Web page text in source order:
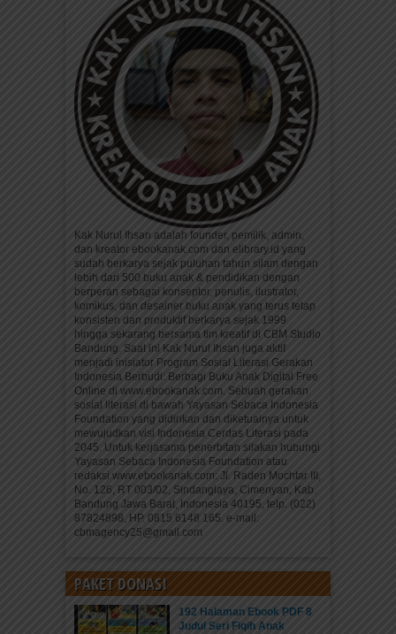
Kak Nurul Ihsan adalah founder, pemilik, admin,
dan kreator ebookanak.com dan elibrary.id yang
sudah berkarya sejak puluhan tahun silam dengan
lebih dari 500 buku anak & pendidikan dengan
berperan sebagai konseptor, penulis, ilustrator,
komikus, dan desainer buku anak yang terus tetap
konsisten dan produktif berkarya sejak 1999
hingga sekarang bersama tim kreatif di CBM Studio
Bandung. Saat ini Kak Nurul Ihsan juga aktif
menjadi inisiator Program Sosial Literasi Gerakan
Indonesia Berbudi: Berbagi Buku Anak Digital Free
Online di www.ebookanak.com. Sebuah gerakan
sosial literasi di bawah Yayasan Sebaca Indonesia
Foundation yang didirikan dan diketuainya untuk
mewujudkan visi Indonesia Cerdas Literasi pada
2045. Untuk kerjasama penerbitan silakan hubungi
Yayasan Sebaca Indonesia Foundation atau
redaksi www.ebookanak.com: Jl. Raden Mochtar III,
No. 126, RT 003/02, Sindanglaya, Cimenyan, Kab.
Bandung Jawa Barat, Indonesia 40195, telp. (022)
87824898, HP. 0815 6148 165. e-mail:
cbmagency25@gmail.com
PAKET DONASI
192 Halaman Ebook PDF 8
Judul Seri Fiqih Anak